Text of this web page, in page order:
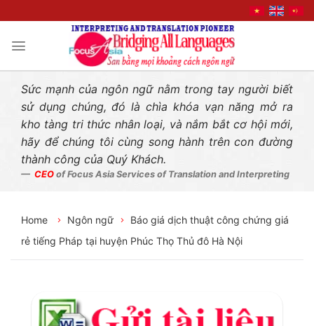
Sức mạnh của ngôn ngữ nằm trong tay người biết
sử dụng chúng, đó là chìa khóa vạn năng mở ra
kho tàng tri thức nhân loại, và nắm bắt cơ hội mới,
hãy để chúng tôi cùng song hành trên con đường
thành công của Quý Khách.
CEO of Focus Asia Services of Translation and Interpreting
Home Ngôn ngữ
Báo giá dịch thuật công chứng giá
rẻ tiếng Pháp tại huyện Phúc Thọ Thủ đô Hà Nội